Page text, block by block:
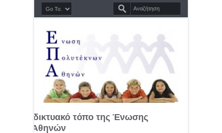
διαδικτυακό τόπο της Ένωσης
Αθηνών